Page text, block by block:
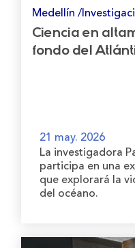
Medellín /
Ciencia en
fondo del
21 may. 2026
La investigadora
participa en una
que explorará la
del océano.